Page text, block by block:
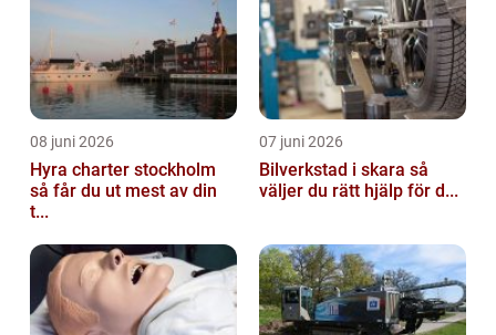
08 juni 2026
Hyra charter stockholm
så får du ut mest av din
t...
07 juni 2026
Bilverkstad i skara så
väljer du rätt hjälp för d...